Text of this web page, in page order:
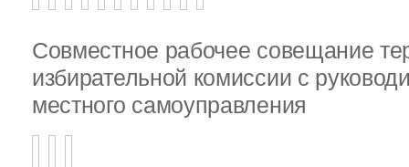
Совместное рабочее совещание
избирательной комиссии с
местного самоуправления